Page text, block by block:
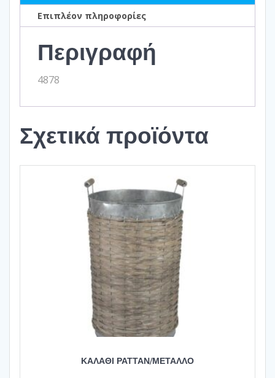
Επιπλέον πληροφορίες
Περιγραφή
4878
Σχετικά προϊόντα
ΚΑΛΑΘΙ ΡΑΤΤΑΝ/ΜΕΤΑΛΛΟ